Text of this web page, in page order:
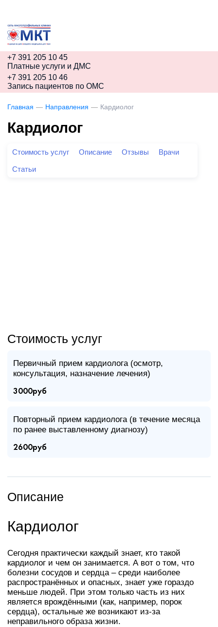
+7 391 205 10 45
Платные услуги и ДМС
+7 391 205 10 46
Запись пациентов по ОМС
Главная — Направления — Кардиолог
Кардиолог
Стоимость услуг Описание Отзывы Врачи
Статьи
Стоимость услуг
Первичный прием кардиолога (осмотр,
консультация, назначение лечения)
3000руб
Повторный прием кардиолога (в течение месяца
по ранее выставленному диагнозу)
2600руб
Описание
Кардиолог
Сегодня практически каждый знает, кто такой
кардиолог и чем он занимается. А вот о том, что
болезни сосудов и сердца – среди наиболее
распространённых и опасных, знает уже гораздо
меньше людей. При этом только часть из них
является врождёнными (как, например, порок
сердца), остальные же возникают из-за
неправильного образа жизни.